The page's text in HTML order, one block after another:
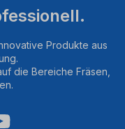
Produkte aus
die Bereiche Fräsen,